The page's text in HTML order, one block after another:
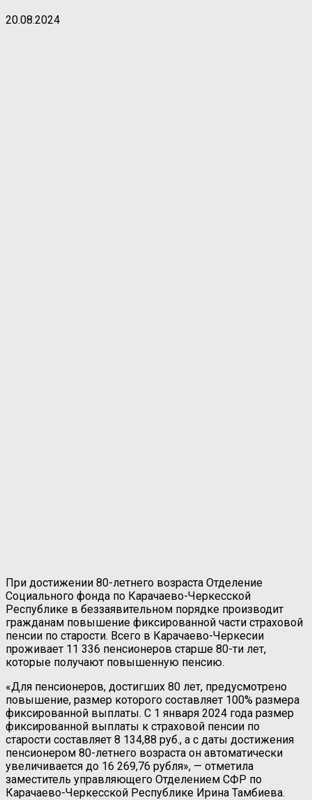
20.08.2024
При достижении 80-летнего возраста Отделение
Социального фонда по Карачаево-Черкесской
Республике в беззаявительном порядке производит
гражданам повышение фиксированной части страховой
пенсии по старости. Всего в Карачаево-Черкесии
проживает 11 336 пенсионеров старше 80-ти лет,
которые получают повышенную пенсию.
«Для пенсионеров, достигших 80 лет, предусмотрено
повышение, размер которого составляет 100% размера
фиксированной выплаты. С 1 января 2024 года размер
фиксированной выплаты к страховой пенсии по
старости составляет 8 134,88 руб., а с даты достижения
пенсионером 80-летнего возраста он автоматически
увеличивается до 16 269,76 рубля», — отметила
заместитель управляющего Отделением СФР по
Карачаево-Черкесской Республике Ирина Тамбиева.